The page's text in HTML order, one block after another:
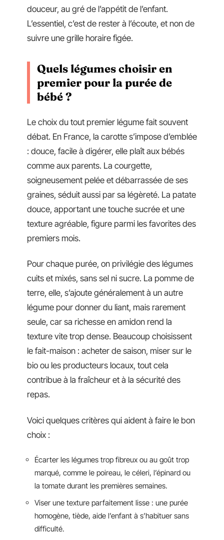
douceur, au gré de l’appétit de l’enfant.
L’essentiel, c’est de rester à l’écoute, et non de
suivre une grille horaire figée.
Quels légumes choisir en
premier pour la purée de
bébé ?
Le choix du tout premier légume fait souvent
débat. En France, la carotte s’impose d’emblée
: douce, facile à digérer, elle plaît aux bébés
comme aux parents. La courgette,
soigneusement pelée et débarrassée de ses
graines, séduit aussi par sa légèreté. La patate
douce, apportant une touche sucrée et une
texture agréable, figure parmi les favorites des
premiers mois.
Pour chaque purée, on privilégie des légumes
cuits et mixés, sans sel ni sucre. La pomme de
terre, elle, s’ajoute généralement à un autre
légume pour donner du liant, mais rarement
seule, car sa richesse en amidon rend la
texture vite trop dense. Beaucoup choisissent
le fait-maison : acheter de saison, miser sur le
bio ou les producteurs locaux, tout cela
contribue à la fraîcheur et à la sécurité des
repas.
Voici quelques critères qui aident à faire le bon
choix :
Écarter les légumes trop fibreux ou au goût trop
marqué, comme le poireau, le céleri, l’épinard ou
la tomate durant les premières semaines.
Viser une texture parfaitement lisse : une purée
homogène, tiède, aide l’enfant à s’habituer sans
difficulté.